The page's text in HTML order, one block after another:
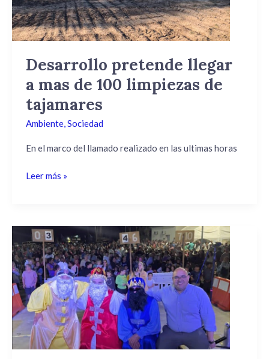
Desarrollo pretende llegar
a mas de 100 limpiezas de
tajamares
Ambiente,Sociedad
En el marco del llamado realizado en las ultimas horas
100
limpiezas
de
Leer más »
Reyes
Magos
entregaron
regalos
a
los
niños
en
Ecilda